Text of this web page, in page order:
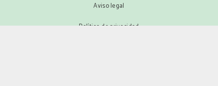
Aviso legal
Política de privacidad